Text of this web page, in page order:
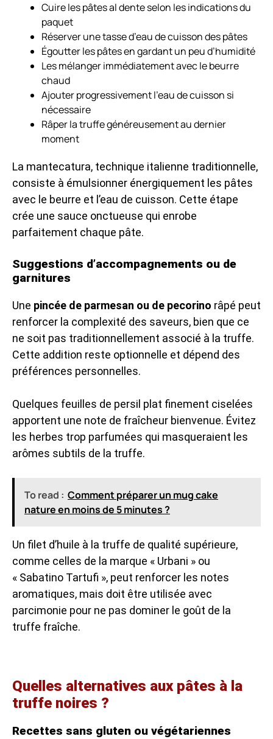
Cuire les pâtes al dente selon les indications du
paquet
Réserver une tasse d’eau de cuisson des pâtes
Égoutter les pâtes en gardant un peu d’humidité
Les mélanger immédiatement avec le beurre
chaud
Ajouter progressivement l’eau de cuisson si
nécessaire
Râper la truffe généreusement au dernier
moment
La mantecatura, technique italienne traditionnelle,
consiste à émulsionner énergiquement les pâtes
avec le beurre et l’eau de cuisson. Cette étape
crée une sauce onctueuse qui enrobe
parfaitement chaque pâte.
Suggestions d’accompagnements ou de
garnitures
Une pincée de parmesan ou de pecorino râpé peut
renforcer la complexité des saveurs, bien que ce
ne soit pas traditionnellement associé à la truffe.
Cette addition reste optionnelle et dépend des
préférences personnelles.
Quelques feuilles de persil plat finement ciselées
apportent une note de fraîcheur bienvenue. Évitez
les herbes trop parfumées qui masqueraient les
arômes subtils de la truffe.
To read : Comment préparer un mug cake
nature en moins de 5 minutes ?
Un filet d’huile à la truffe de qualité supérieure,
comme celles de la marque « Urbani » ou
« Sabatino Tartufi », peut renforcer les notes
aromatiques, mais doit être utilisée avec
parcimonie pour ne pas dominer le goût de la
truffe fraîche.
Quelles alternatives aux pâtes à la
truffe noires ?
Recettes sans gluten ou végétariennes